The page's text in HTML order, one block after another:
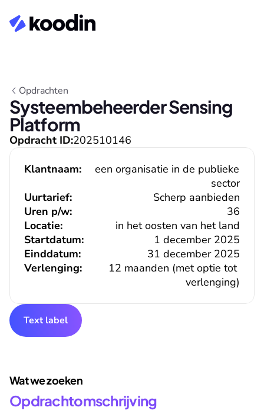
Opdrachten
Systeembeheerder Sensing
Platform
Opdracht ID:202510146
Klantnaam:
een organisatie in de publieke
sector
Uurtarief:
Scherp aanbieden
36
Uren p/w:
Locatie:
in het oosten van het land
Verlenging:
12 maanden (met optie tot
verlenging)
Einddatum: 31 december 2025
Startdatum: 1 december 2025
Text label
Wat we zoeken
Opdrachtomschrijving